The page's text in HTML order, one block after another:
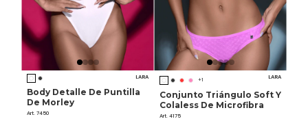
LARA
Body Detalle De Puntilla
De Morley
Art. 7450
+1 LARA
Conjunto Triángulo Soft Y
Colaless De Microfibra
Art. 4175